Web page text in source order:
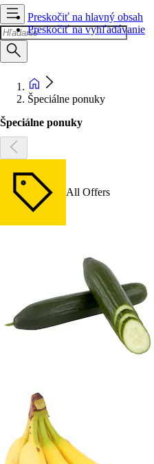
Preskočiť na hlavný obsah
Preskočiť na vyhľadávanie
Špeciálne ponuky
Špeciálne ponuky
All Offers